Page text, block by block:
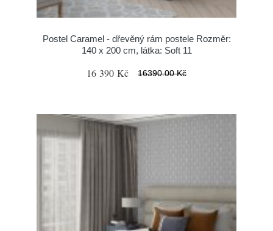
Postel Caramel - dřevěný rám postele Rozměr:
140 x 200 cm, látka: Soft 11
16 390 Kč 16390.00 Kč